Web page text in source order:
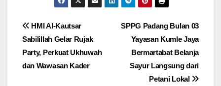
Navigasi
pos
SPPG Padang Bulan 03
Yayasan Kumle Jaya
Bermartabat Belanja
Sayur Langsung dari
Petani Lokal
HMI Al-Kautsar
Sabilillah Gelar Rujak
Party, Perkuat Ukhuwah
dan Wawasan Kader